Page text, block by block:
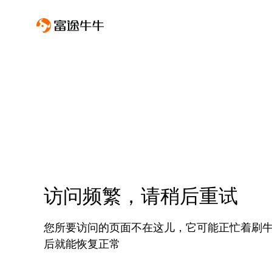
访问频繁，请稍后重试
您所要访问的页面不在这儿，它可能正忙着刷
后就能恢复正常